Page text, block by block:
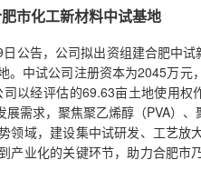
市化工新材料中试基地
公告，公司拟出资组建合肥中试
。中试公司注册资本为2045万
以经评估的69.63亩土地使用
需求，聚焦聚乙烯醇（PVA）
领域，建设集中试研发、工艺放
产业化的关键环节，助力合肥市